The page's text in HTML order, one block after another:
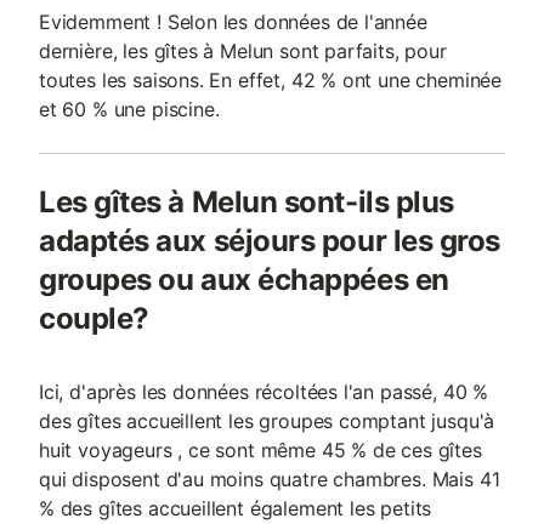
Evidemment ! Selon les données de l'année
dernière, les gîtes à Melun sont parfaits, pour
toutes les saisons. En effet, 42 % ont une cheminée
et 60 % une piscine.
Les gîtes à Melun sont-ils plus
adaptés aux séjours pour les gros
groupes ou aux échappées en
couple?
Ici, d'après les données récoltées l'an passé, 40 %
des gîtes accueillent les groupes comptant jusqu'à
huit voyageurs , ce sont même 45 % de ces gîtes
qui disposent d'au moins quatre chambres. Mais 41
% des gîtes accueillent également les petits